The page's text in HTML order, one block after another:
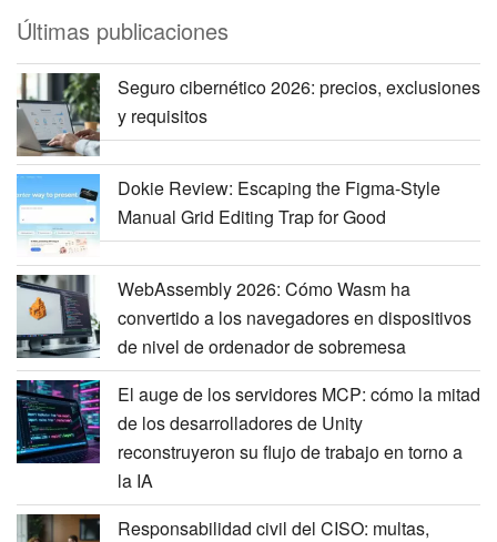
Últimas publicaciones
Seguro cibernético 2026: precios, exclusiones
y requisitos
Dokie Review: Escaping the Figma-Style
Manual Grid Editing Trap for Good
WebAssembly 2026: Cómo Wasm ha
convertido a los navegadores en dispositivos
de nivel de ordenador de sobremesa
El auge de los servidores MCP: cómo la mitad
de los desarrolladores de Unity
reconstruyeron su flujo de trabajo en torno a
la IA
Responsabilidad civil del CISO: multas,